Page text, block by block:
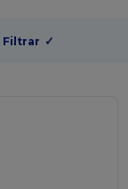
Filtrar ✓